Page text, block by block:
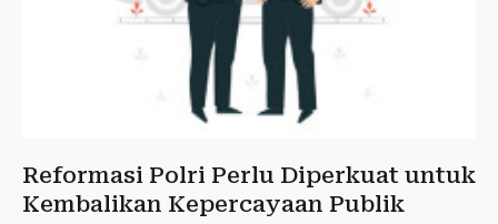
Reformasi Polri Perlu Diperkuat untuk
Kembalikan Kepercayaan Publik